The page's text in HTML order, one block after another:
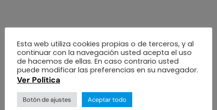
Esta web utiliza cookies propias o de terceros, y al
continuar con la navegación usted acepta el uso
de hacemos de ellas. En caso contrario usted
puede modificar las preferencias en su navegador.
Ver Política
Botón de ajustes Aceptar todo